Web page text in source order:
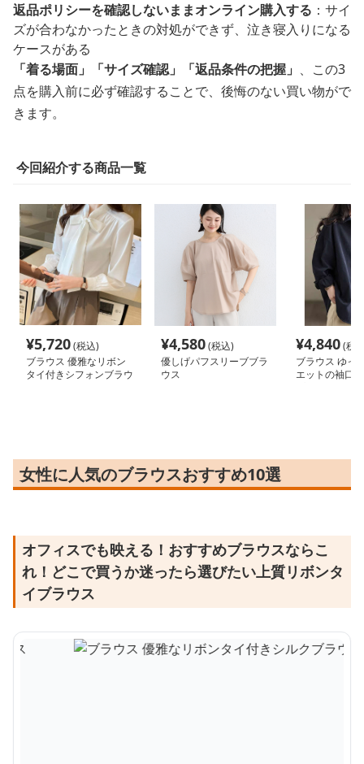
返品ポリシーを確認しないままオンライン購入する ：サイ
ズが合わなかったときの対処ができず、泣き寝入りになる
ケースがある
「着る場面」「サイズ確認」「返品条件の把握」 、この3
点を購入前に必ず確認することで、後悔のない買い物がで
きます。
今回紹介する商品一覧
¥5,720(税込)
ブラウス 優雅なリボン
タイ付きシフォンブラウ
¥4,580(税込)
優しげパフスリーブブラ
ウス
¥4,840(税
ブラウス ゆっ
エットの袖口
女性に人気のブラウスおすすめ10選
オフィスでも映える！おすすめブラウスならこ
れ！どこで買うか迷ったら選びたい上質リボンタ
イブラウス